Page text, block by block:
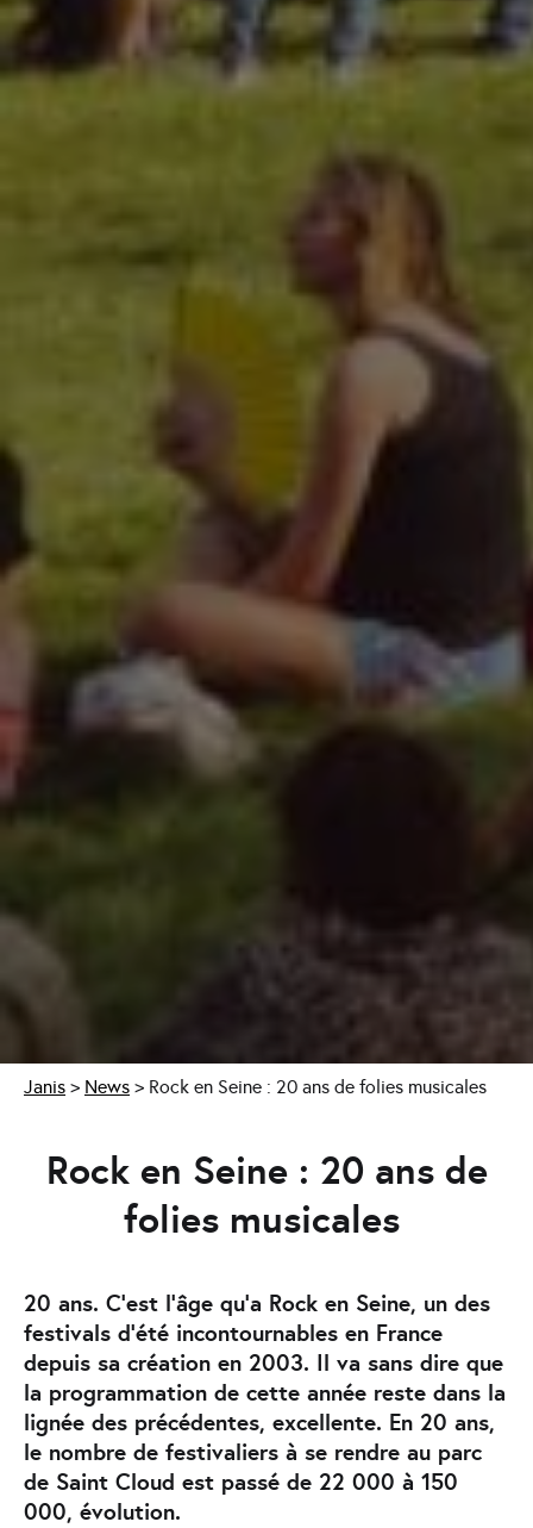
Janis > News > Rock en Seine : 20 ans de folies musicales
Rock en Seine : 20 ans de
folies musicales
20 ans. C’est l’âge qu’a Rock en Seine, un des
festivals d’été incontournables en France
depuis sa création en 2003. Il va sans dire que
la programmation de cette année reste dans la
lignée des précédentes, excellente. En 20 ans,
le nombre de festivaliers à se rendre au parc
de Saint Cloud est passé de 22 000 à 150
000, évolution.